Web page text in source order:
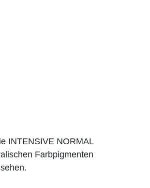
INTENSIVE NORMAL
Farbpigmenten